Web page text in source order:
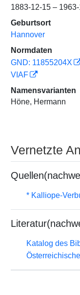
1883-12-15 –
Geburtsort
Hannover
Normdaten
GND: 11855204X
VIAF
Namensvarianten
Höne, Hermann
Vernetzte
* Kalliope-
Katalog des